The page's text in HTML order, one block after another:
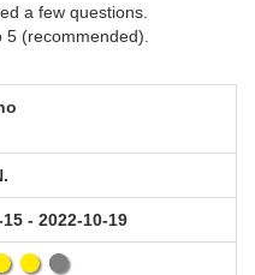
a few questions.
(recommended).
- 2022-10-19